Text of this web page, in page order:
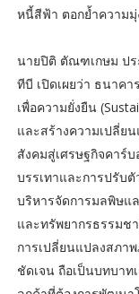
หนี้สีฟ้า ตอกย้ำความ
นายปิติ ตัณฑเกษม ปร
ทีบี เปิดเผยว่า ธนาค
เพื่อความยั่งยืน
และสร้างความเปลี่ย
สังคมสู่เศรษฐกิจคาร์
บรรเทาและการปรับ
บริหารจัดการมลพิษแ
และทรัพยากรธรรมช
การเปลี่ยนแปลงสภา
ชัดเจน ถือเป็นบทบา